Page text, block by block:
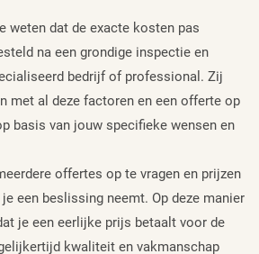
weten dat de exacte kosten pas
na een grondige inspectie en
bedrijf of professional. Zij
met al deze factoren en een offerte op
basis van jouw specifieke wensen en
offertes op te vragen en prijzen
een beslissing neemt. Op deze manier
je een eerlijke prijs betaalt voor de
kwaliteit en vakmanschap